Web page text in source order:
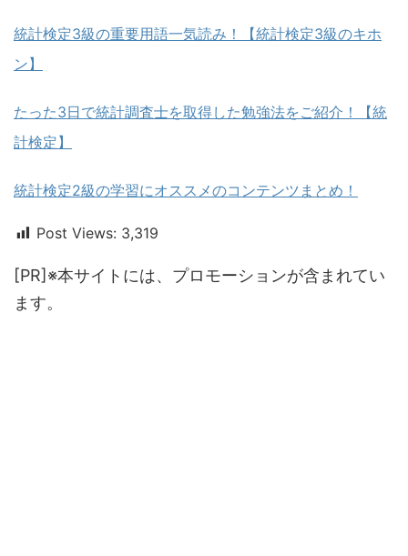
統計検定3級の重要用語一気読み！【統計検定3級のキホ
ン】
たった3日で統計調査士を取得した勉強法をご紹介！【統
計検定】
統計検定2級の学習にオススメのコンテンツまとめ！
Post Views: 3,319
[PR]※本サイトには、プロモーションが含まれてい
ます。